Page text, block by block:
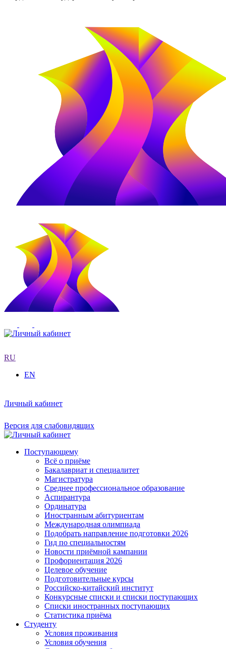
RU
EN
Личный кабинет
Версия для слабовидящих
Поступающему
Всё о приёме
Бакалавриат и специалитет
Магистратура
Среднее профессиональное образование
Аспирантура
Ординатура
Иностранным абитуриентам
Международная олимпиада
Подобрать направление подготовки 2026
Гид по специальностям
Новости приёмной кампании
Профориентация 2026
Целевое обучение
Подготовительные курсы
Российско-китайский институт
Конкурсные списки и списки поступающих
Списки иностранных поступающих
Статистика приёма
Студенту
Условия проживания
Условия обучения